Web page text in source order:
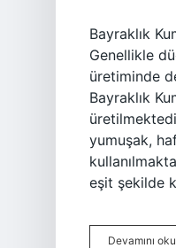
Bayraklık
Genellikle
üretiminde
Bayraklık
yumuşak,
eşit şekilde
Devamını